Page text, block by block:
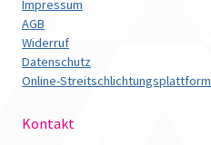
Impressum
AGB
Widerruf
Datenschutz
Online-Streitschlichtungsplattform
Kontakt